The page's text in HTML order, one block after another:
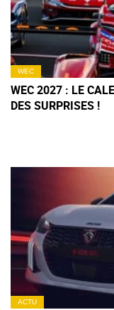
WEC
WEC 2027 : LE
DES SURPRISES !
ACTU